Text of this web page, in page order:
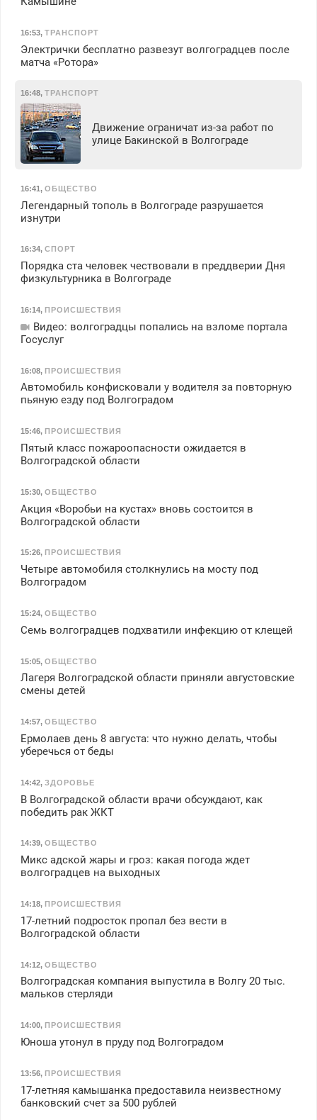
16:53, ТРАНСПОРТ
Электрички бесплатно развезут волгоградцев после
матча «Ротора»
16:48, ТРАНСПОРТ
Движение ограничат из-за работ по
улице Бакинской в Волгограде
16:41, ОБЩЕСТВО
Легендарный тополь в Волгограде разрушается
изнутри
16:34, СПОРТ
Порядка ста человек чествовали в преддверии Дня
физкультурника в Волгограде
16:14, ПРОИСШЕСТВИЯ
Видео: волгоградцы попались на взломе портала
Госуслуг
16:08, ПРОИСШЕСТВИЯ
Автомобиль конфисковали у водителя за повторную
пьяную езду под Волгоградом
15:46, ПРОИСШЕСТВИЯ
Пятый класс пожароопасности ожидается в
Волгоградской области
15:30, ОБЩЕСТВО
Акция «Воробьи на кустах» вновь состоится в
Волгоградской области
15:26, ПРОИСШЕСТВИЯ
Четыре автомобиля столкнулись на мосту под
Волгоградом
15:24, ОБЩЕСТВО
Семь волгоградцев подхватили инфекцию от клещей
15:05, ОБЩЕСТВО
Лагеря Волгоградской области приняли августовские
смены детей
14:57, ОБЩЕСТВО
Ермолаев день 8 августа: что нужно делать, чтобы
уберечься от беды
14:42, ЗДОРОВЬЕ
В Волгоградской области врачи обсуждают, как
победить рак ЖКТ
14:39, ОБЩЕСТВО
Микс адской жары и гроз: какая погода ждет
волгоградцев на выходных
14:18, ПРОИСШЕСТВИЯ
17-летний подросток пропал без вести в
Волгоградской области
14:12, ОБЩЕСТВО
Волгоградская компания выпустила в Волгу 20 тыс.
мальков стерляди
14:00, ПРОИСШЕСТВИЯ
Юноша утонул в пруду под Волгоградом
13:56, ПРОИСШЕСТВИЯ
17-летняя камышанка предоставила неизвестному
банковский счет за 500 рублей